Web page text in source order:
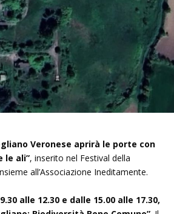
Veronese aprirà le porte con
le ali”, inserito nel Festival della
all’Associazione Ineditamente.
alle 12.30 e dalle 15.00 alle 17.30,